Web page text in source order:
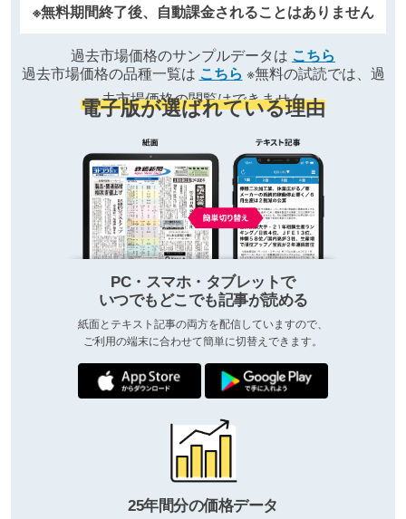
※無料期間終了後、自動課金されることはありません
過去市場価格のサンプルデータは こちら
過去市場価格の品種一覧は こちら ※無料の試読では、過
去市場価格の閲覧はできません
電子版が選ばれている理由
PC・スマホ・タブレットで
いつでもどこでも記事が読める
紙面とテキスト記事の両方を配信していますので、
ご利用の端末に合わせて簡単に切替えできます。
25年間分の価格データ